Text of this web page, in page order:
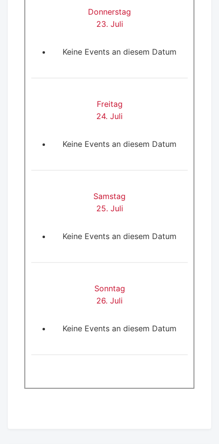
Donnerstag
23. Juli
Keine Events an diesem Datum
Freitag
24. Juli
Keine Events an diesem Datum
Samstag
25. Juli
Keine Events an diesem Datum
Sonntag
26. Juli
Keine Events an diesem Datum